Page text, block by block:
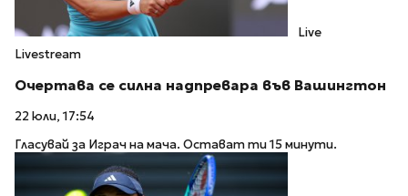
Live
Livestream
Очертава се силна надпревара във Вашингтон
22 юли, 17:54
Гласувай за Играч на мача. Остават ти 15 минути.